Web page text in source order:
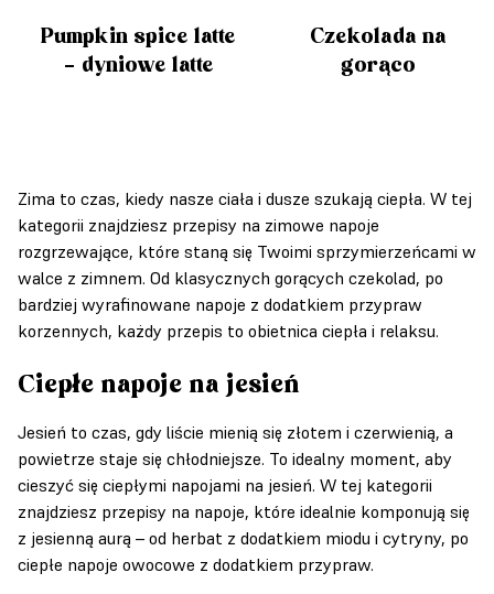
Pumpkin spice latte
– dyniowe latte
Czekolada na
gorąco
Zima to czas, kiedy nasze ciała i dusze szukają ciepła. W tej
kategorii znajdziesz przepisy na zimowe napoje
rozgrzewające, które staną się Twoimi sprzymierzeńcami w
walce z zimnem. Od klasycznych gorących czekolad, po
bardziej wyrafinowane napoje z dodatkiem przypraw
korzennych, każdy przepis to obietnica ciepła i relaksu.
Ciepłe napoje na jesień
Jesień to czas, gdy liście mienią się złotem i czerwienią, a
powietrze staje się chłodniejsze. To idealny moment, aby
cieszyć się ciepłymi napojami na jesień. W tej kategorii
znajdziesz przepisy na napoje, które idealnie komponują się
z jesienną aurą – od herbat z dodatkiem miodu i cytryny, po
ciepłe napoje owocowe z dodatkiem przypraw.